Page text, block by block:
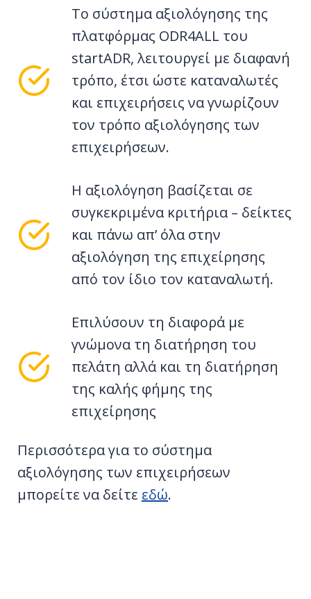
Το σύστημα αξιολόγησης της
πλατφόρμας ODR4ALL του
startADR, λειτουργεί με διαφανή
τρόπο, έτσι ώστε καταναλωτές
και επιχειρήσεις να γνωρίζουν
τον τρόπο αξιολόγησης των
επιχειρήσεων.
Η αξιολόγηση βασίζεται σε
συγκεκριμένα κριτήρια – δείκτες
και πάνω απ’ όλα στην
αξιολόγηση της επιχείρησης
από τον ίδιο τον καταναλωτή.
Επιλύσουν τη διαφορά με
γνώμονα τη διατήρηση του
πελάτη αλλά και τη διατήρηση
της καλής φήμης της
επιχείρησης
Περισσότερα για το σύστημα
αξιολόγησης των επιχειρήσεων
μπορείτε να δείτε εδώ.